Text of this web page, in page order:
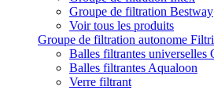
Groupe de filtration Bestway
Voir tous les produits
Groupe de filtration autonome
Balles filtrantes universelles
Balles filtrantes Aqualoon
Verre filtrant